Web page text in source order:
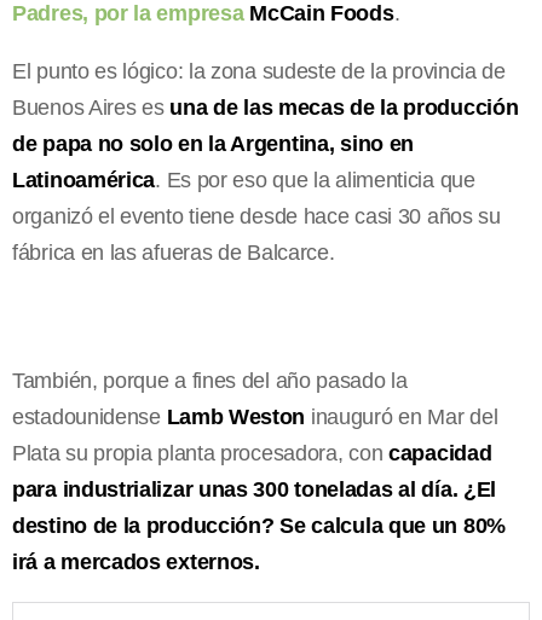
Padres, por la empresa McCain Foods.
El punto es lógico: la zona sudeste de la provincia de
Buenos Aires es una de las mecas de la producción
de papa no solo en la Argentina, sino en
Latinoamérica. Es por eso que la alimenticia que
organizó el evento tiene desde hace casi 30 años su
fábrica en las afueras de Balcarce.
También, porque a fines del año pasado la
estadounidense Lamb Weston inauguró en Mar del
Plata su propia planta procesadora, concapacidad
para industrializar unas 300 toneladas al día. ¿El
destino de la producción? Se calcula que un 80%
irá a mercados externos.